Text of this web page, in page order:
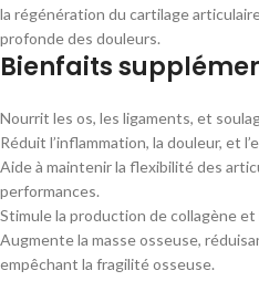
la régénération du cartilage
profonde des douleurs.
Bienfaits
Nourrit les os, les ligaments, et
Réduit l’inflammation, la douleur, et
Aide à maintenir la flexibilité des
performances.
Stimule la production de collagène
Augmente la masse osseuse,
empêchant la fragilité osseuse.